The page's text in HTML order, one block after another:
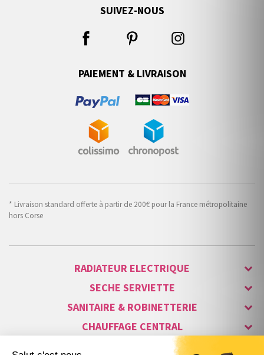
SUIVEZ-NOUS
PAIEMENT & LIVRAISON
* Livraison standard offerte à partir de 200€ pour la France métropolitaine
hors Corse
RADIATEUR ELECTRIQUE
SECHE SERVIETTE
SANITAIRE & ROBINETTERIE
CHAUFFAGE CENTRAL
ALARME & SÉCURITÉ